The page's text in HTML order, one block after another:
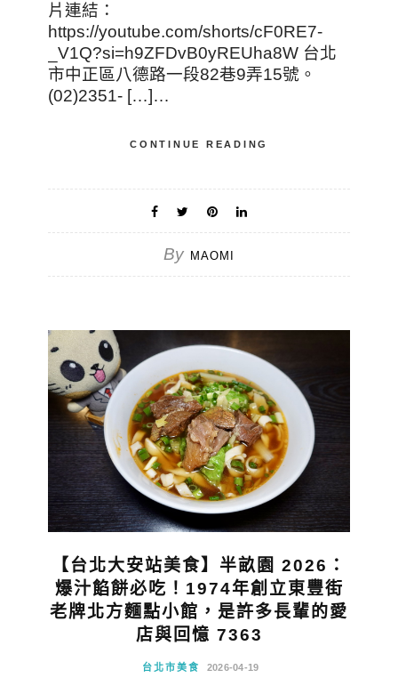
片連結：
https://youtube.com/shorts/cF0RE7-
_V1Q?si=h9ZFDvB0yREUha8W 台北
市中正區八德路一段82巷9弄15號。
(02)2351- […]…
CONTINUE READING
By MAOMI
【台北大安站美食】半畝園 2026：
爆汁餡餅必吃！1974年創立東豐街
老牌北方麵點小館，是許多長輩的愛
店與回憶 7363
台北市美食 2026-04-19